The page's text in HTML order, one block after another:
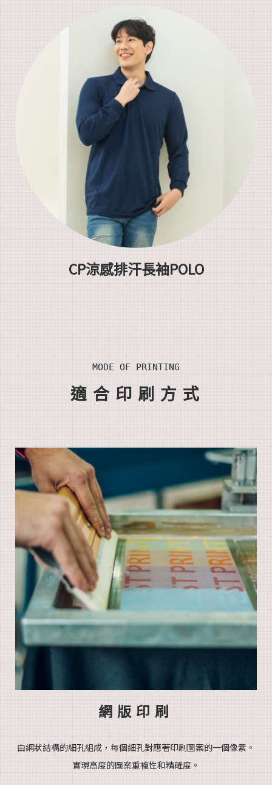
CP涼感排汗長袖POLO
MODE OF PRINTING
適合印刷方式
網版印刷
由網狀結構的細孔組成，每個細孔對應著印刷圖案的一個像素。
實現高度的圖案重複性和精確度。